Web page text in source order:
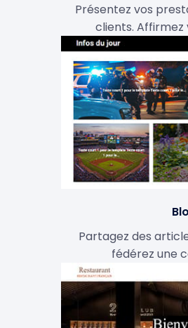
Présentez vos
clients.
Partagez des
fédérez une